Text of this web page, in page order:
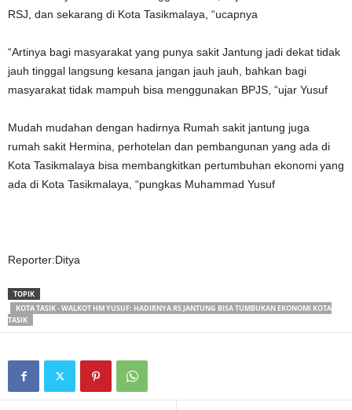
RSJ, dan sekarang di Kota Tasikmalaya, “ucapnya
“Artinya bagi masyarakat yang punya sakit Jantung jadi dekat tidak
jauh tinggal langsung kesana jangan jauh jauh, bahkan bagi
masyarakat tidak mampuh bisa menggunakan BPJS, “ujar Yusuf
Mudah mudahan dengan hadirnya Rumah sakit jantung juga
rumah sakit Hermina, perhotelan dan pembangunan yang ada di
Kota Tasikmalaya bisa membangkitkan pertumbuhan ekonomi yang
ada di Kota Tasikmalaya, “pungkas Muhammad Yusuf
Reporter:Ditya
TOPIK
KOTA TASIK - WALKOT HM YUSUF: HADIRNYA RS JANTUNG BISA TUMBUKAN EKONOMI KOTA
TASIK